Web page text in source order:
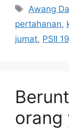
Tag
Awang
pertahanan,
jumat, PSII
orang